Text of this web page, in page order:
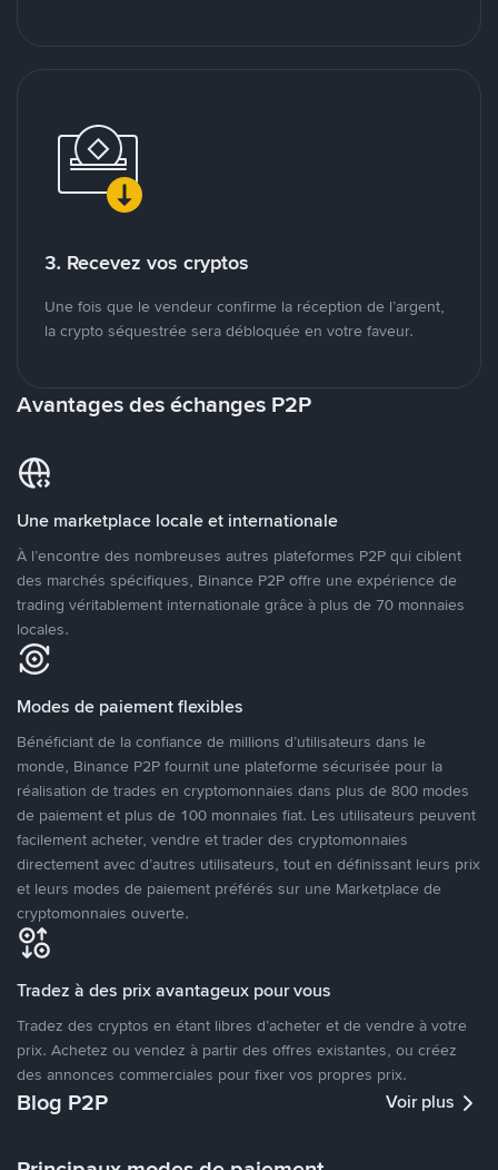
3. Recevez vos cryptos
Une fois que le vendeur confirme la réception de l’argent,
la crypto séquestrée sera débloquée en votre faveur.
Avantages des échanges P2P
Une marketplace locale et internationale
À l’encontre des nombreuses autres plateformes P2P qui ciblent
des marchés spécifiques, Binance P2P offre une expérience de
trading véritablement internationale grâce à plus de 70 monnaies
locales.
Modes de paiement flexibles
Bénéficiant de la confiance de millions d’utilisateurs dans le
monde, Binance P2P fournit une plateforme sécurisée pour la
réalisation de trades en cryptomonnaies dans plus de 800 modes
de paiement et plus de 100 monnaies fiat. Les utilisateurs peuvent
facilement acheter, vendre et trader des cryptomonnaies
directement avec d’autres utilisateurs, tout en définissant leurs prix
et leurs modes de paiement préférés sur une Marketplace de
cryptomonnaies ouverte.
Tradez à des prix avantageux pour vous
Tradez des cryptos en étant libres d’acheter et de vendre à votre
prix. Achetez ou vendez à partir des offres existantes, ou créez
des annonces commerciales pour fixer vos propres prix.
Blog P2P Voir plus